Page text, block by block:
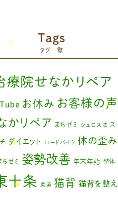
Tags
タグ一覧
療院せなかリペア
お休み お客様の声
かリペア まちゼミ シュロス法 ス
ダイエット ロードバイク 体の歪み
ちゼミ 姿勢改善 年末年始 整体
十条 柔道 猫背 猫背を整え